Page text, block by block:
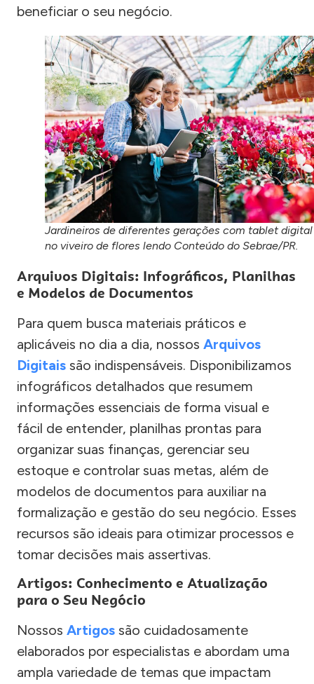
beneficiar o seu negócio.
Jardineiros de diferentes gerações com tablet digital
no viveiro de flores lendo Conteúdo do Sebrae/PR.
Arquivos Digitais: Infográficos, Planilhas
e Modelos de Documentos
Para quem busca materiais práticos e
aplicáveis no dia a dia, nossos Arquivos
Digitais são indispensáveis. Disponibilizamos
infográficos detalhados que resumem
informações essenciais de forma visual e
fácil de entender, planilhas prontas para
organizar suas finanças, gerenciar seu
estoque e controlar suas metas, além de
modelos de documentos para auxiliar na
formalização e gestão do seu negócio. Esses
recursos são ideais para otimizar processos e
tomar decisões mais assertivas.
Artigos: Conhecimento e Atualização
para o Seu Negócio
Nossos Artigos são cuidadosamente
elaborados por especialistas e abordam uma
ampla variedade de temas que impactam